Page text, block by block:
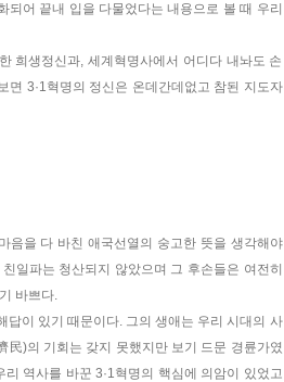
어 끝내 입을 다물었다는 내용으로 볼 때 우리
희생정신과, 세계혁명사에서 어디다 내놔도 손
면 3·1혁명의 정신은 온데간데없고 참된 지도자
음을 다 바친 애국선열의 숭고한 뜻을 생각해야
일파는 청산되지 않았으며 그 후손들은 여전히
바쁘다.
답이 있기 때문이다. 그의 생애는 우리 시대의 사
民)의 기회는 갖지 못했지만 보기 드문 경륜가였
역사를 바꾼 3·1혁명의 핵심에 의암이 있었고